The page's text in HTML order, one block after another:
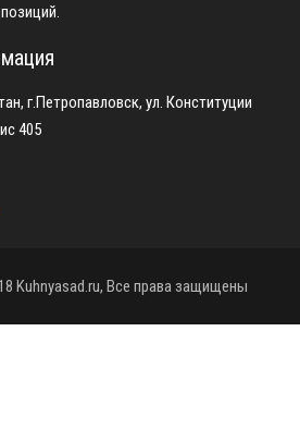
г.Петропавловск, ул. Конституции
405
Kuhnyasad.ru, Все права защищены